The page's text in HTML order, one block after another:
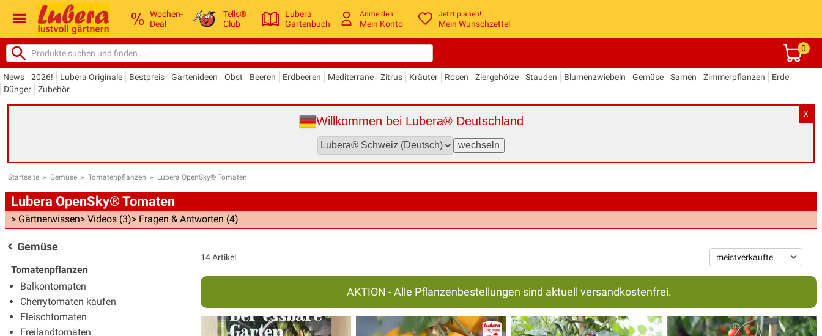
Wochen-
Deal
Tells®
Club
Lubera
Gartenbuch
Anmelden!
Mein Konto
Jetzt planen!
Mein Wunschzettel
0
News 2026! Lubera Originale Bestpreis Gartenideen Obst Beeren Erdbeeren Mediterrane Zitrus Kräuter Rosen Ziergehölze Stauden Blumenzwiebeln Gemüse Samen Zimmerpflanzen
Erde
Dünger
Zubehör
X
Willkommen bei Lubera® Deutschland
Startseite » Gemüse » Tomatenpflanzen » Lubera OpenSky® Tomaten
Lubera OpenSky® Tomaten
> Gärtnerwissen> Videos (3)> Fragen & Antworten (4)
Gemüse
Tomatenpflanzen
Balkontomaten
Cherrytomaten kaufen
Fleischtomaten
Freilandtomaten
14 Artikel
AKTION - Alle Pflanzenbestellungen sind aktuell versandkostenfrei.